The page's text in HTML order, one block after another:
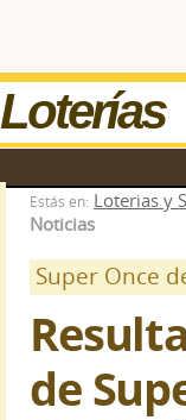
Loterías
Estás en: Loterias y
Noticias
Super Once
de